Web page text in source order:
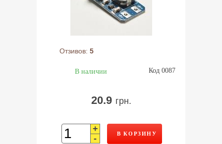
Отзивов: 5
В наличии Код 0087
20.9 грн.
+
-
В КОРЗИНУ